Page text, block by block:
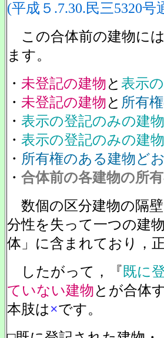
(平成５.7.30.民三5320
この合体前の建物に
ます。
・ 未登記の建物と 表示
・ 未登記の建物と 所有
・ 表示の登記のみの建物
・ 表示の登記のみの建
・ 所有権のある建物ど
・ 合体前の各建物の所
数個の区分建物の隔
分性を失って一つの建
体」に含まれており，
したがって，『既に
ていない建物とが合体
本肢は×です。